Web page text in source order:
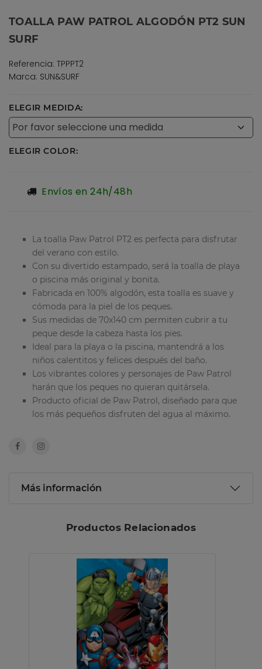
TOALLA PAW PATROL ALGODÓN PT2 SUN
SURF
Referencia: TPPPT2
Marca: SUN&SURF
ELEGIR MEDIDA:
ELEGIR COLOR:
Envíos en 24h/48h
La toalla Paw Patrol PT2 es perfecta para disfrutar
del verano con estilo.
Con su divertido estampado, será la toalla de playa
o piscina más original y bonita.
Fabricada en 100% algodón, esta toalla es suave y
cómoda para la piel de los peques.
Sus medidas de 70x140 cm permiten cubrir a tu
peque desde la cabeza hasta los pies.
Ideal para la playa o la piscina, mantendrá a los
niños calentitos y felices después del baño.
Los vibrantes colores y personajes de Paw Patrol
harán que los peques no quieran quitársela.
Producto oficial de Paw Patrol, diseñado para que
los más pequeños disfruten del agua al máximo.
Más información
Productos Relacionados